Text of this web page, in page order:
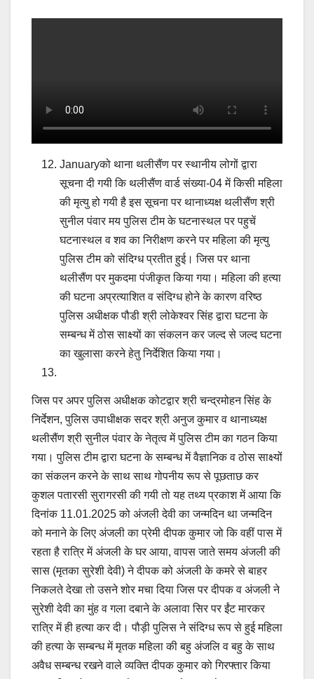
Januaryको थाना थलीसैंण पर स्थानीय लोगों द्वारा
सूचना दी गयी कि थलीसैंण वार्ड संख्या-04 में किसी महिला
की मृत्यु हो गयी है इस सूचना पर थानाध्यक्ष थलीसैंण श्री
सुनील पंवार मय पुलिस टीम के घटनास्थल पर पहुचें
घटनास्थल व शव का निरीक्षण करने पर महिला की मृत्यु
पुलिस टीम को संदिग्ध प्रतीत हुई। जिस पर थाना
थलीसैंण पर मुकदमा पंजीकृत किया गया। महिला की हत्या
की घटना अप्रत्याशित व संदिग्ध होने के कारण वरिष्ठ
पुलिस अधीक्षक पौडी श्री लोकेश्वर सिंह द्वारा घटना के
सम्बन्ध में ठोस साक्ष्यों का संकलन कर जल्द से जल्द घटना
का खुलासा करने हेतु निर्देशित किया गया।
जिस पर अपर पुलिस अधीक्षक कोटद्वार श्री चन्द्रमोहन सिंह के
निर्देशन, पुलिस उपाधीक्षक सदर श्री अनुज कुमार व थानाध्यक्ष
थलीसैंण श्री सुनील पंवार के नेतृत्व में पुलिस टीम का गठन किया
गया। पुलिस टीम द्वारा घटना के सम्बन्ध में वैज्ञानिक व ठोस साक्ष्यों
का संकलन करने के साथ साथ गोपनीय रूप से पूछताछ कर
कुशल पतारसी सुरागरसी की गयी तो यह तथ्य प्रकाश में आया कि
दिनांक 11.01.2025 को अंजली देवी का जन्मदिन था जन्मदिन
को मनाने के लिए अंजली का प्रेमी दीपक कुमार जो कि वहीं पास में
रहता है रात्रि में अंजली के घर आया, वापस जाते समय अंजली की
सास (मृतका सुरेशी देवी) ने दीपक को अंजली के कमरे से बाहर
निकलते देखा तो उसने शोर मचा दिया जिस पर दीपक व अंजली ने
सुरेशी देवी का मुंह व गला दबाने के अलावा सिर पर ईंट मारकर
रात्रि में ही हत्या कर दी। पौड़ी पुलिस ने संदिग्ध रूप से हुई महिला
की हत्या के सम्बन्ध में मृतक महिला की बहु अंजलि व बहु के साथ
अवैध सम्बन्ध रखने वाले व्यक्ति दीपक कुमार को गिरफ्तार किया